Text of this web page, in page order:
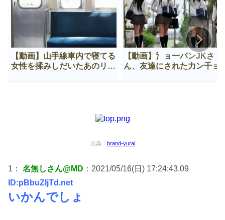
【動画】山手線車内で寝てる
女性を揉みしだいたあのリー
【動画】氵ョ一パンJKさ
ん、友達にされた力ン千ョ
出典： brand-yurai
1： 名無しさん@MD ：2021/05/16(日) 17:24:43.09
ID:pBbuZljTd.net
いかんでしょ